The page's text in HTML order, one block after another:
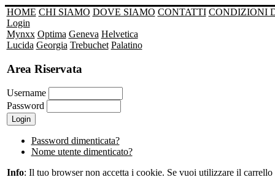
HOME CHI SIAMO DOVE SIAMO CONTATTI CONDIZIONI
Login
Mynxx Optima Geneva Helvetica
Lucida Georgia Trebuchet Palatino
Area Riservata
Username
Password
Password dimenticata?
Nome utente dimenticato?
Info: Il tuo browser non accetta i cookie. Se vuoi utilizzare il